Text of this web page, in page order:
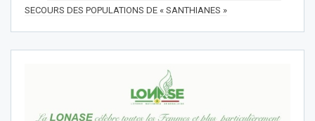
SECOURS DES POPULATIONS DE « SANTHIANES »